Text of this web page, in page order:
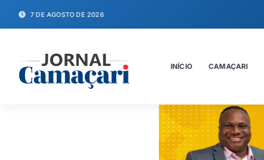
7 DE AGOSTO DE 2026
INÍCIO CAMAÇARI